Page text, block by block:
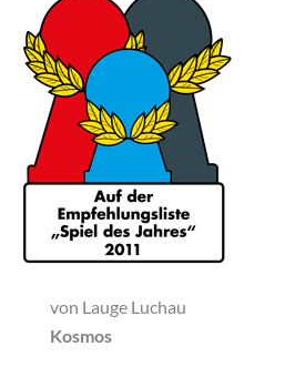
von Lauge Luchau
Kosmos